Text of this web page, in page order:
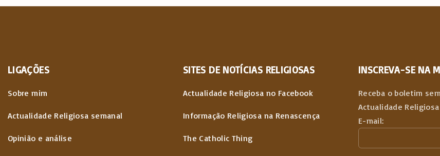
LIGAÇÕES
Sobre mim
Actualidade Religiosa semanal
Opinião e análise
SITES DE NOTÍCIAS RELIGIOSAS
Actualidade Religiosa no Facebook
Informação Religiosa na Renascença
The Catholic Thing
INSCREVA-SE NA
Receba o boletim
Actualidade
E-mail: